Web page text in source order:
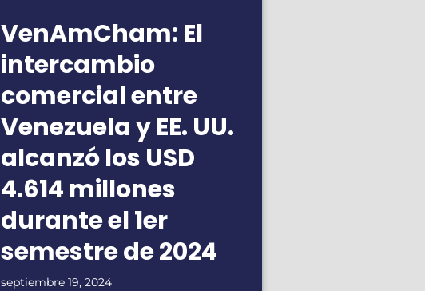
VenAmCham: El
intercambio
comercial entre
Venezuela y EE. UU.
alcanzó los USD
4.614 millones
durante el 1er
semestre de 2024
septiembre 19, 2024